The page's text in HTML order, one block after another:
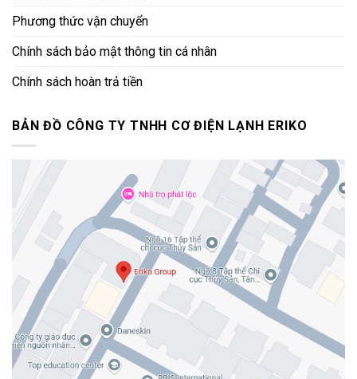
Phương thức vận chuyển
Chính sách bảo mật thông tin cá nhân
Chính sách hoàn trả tiền
BẢN ĐỒ CÔNG TY TNHH CƠ ĐIỆN LẠNH ERIKO